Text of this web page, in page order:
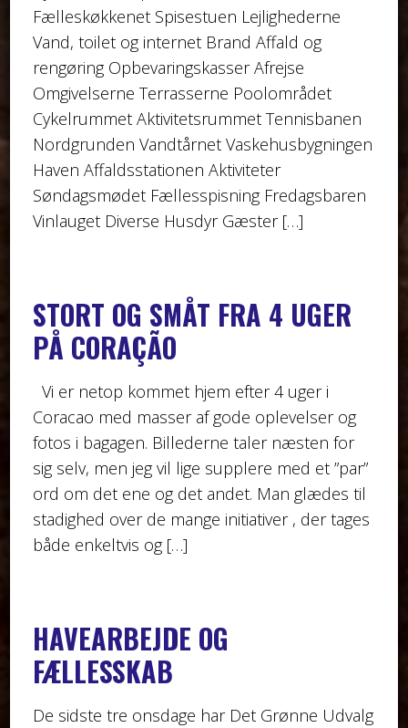
Fælleskøkkenet Spisestuen Lejlighederne
Vand, toilet og internet Brand Affald og
rengøring Opbevaringskasser Afrejse
Omgivelserne Terrasserne Poolområdet
Cykelrummet Aktivitetsrummet Tennisbanen
Nordgrunden Vandtårnet Vaskehusbygningen
Haven Affaldsstationen Aktiviteter
Søndagsmødet Fællesspisning Fredagsbaren
Vinlauget Diverse Husdyr Gæster […]
STORT OG SMÅT FRA 4 UGER
PÅ CORAÇÃO
Vi er netop kommet hjem efter 4 uger i
Coracao med masser af gode oplevelser og
fotos i bagagen. Billederne taler næsten for
sig selv, men jeg vil lige supplere med et ”par”
ord om det ene og det andet. Man glædes til
stadighed over de mange initiativer , der tages
både enkeltvis og […]
HAVEARBEJDE OG
FÆLLESSKAB
De sidste tre onsdage har Det Grønne Udvalg